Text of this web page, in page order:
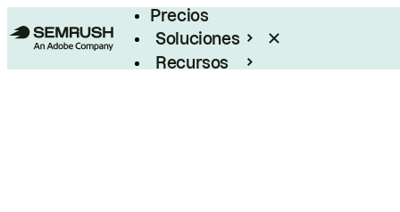
Precios
Soluciones
Recursos